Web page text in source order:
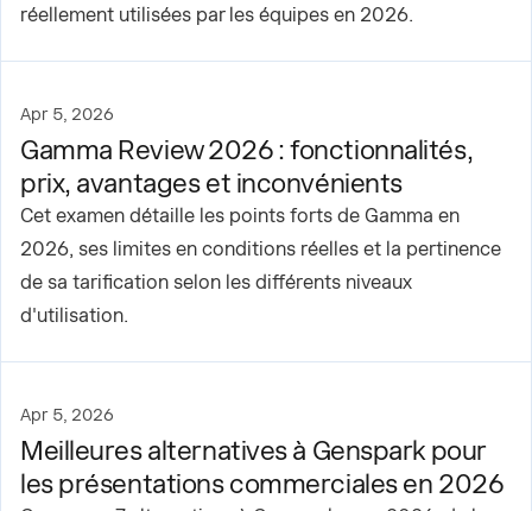
réellement utilisées par les équipes en 2026.
Apr 5, 2026
Gamma Review 2026 : fonctionnalités,
prix, avantages et inconvénients
Cet examen détaille les points forts de Gamma en
2026, ses limites en conditions réelles et la pertinence
de sa tarification selon les différents niveaux
d'utilisation.
Apr 5, 2026
Meilleures alternatives à Genspark pour
les présentations commerciales en 2026